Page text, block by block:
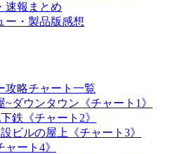
速報まとめ
ー・製品版感想
攻略チャート一覧
~ダウンタウン《チャート1》
鉄《チャート2》
ビルの屋上《チャート3》
ート4》